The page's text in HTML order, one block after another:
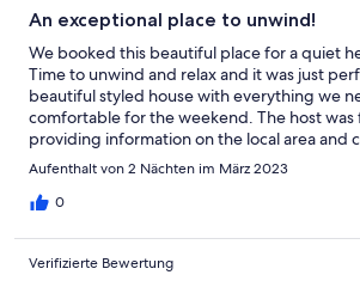
An exceptional place to unwind!
We booked this beautiful place for a quiet
Time to unwind and relax and it was just
beautiful styled house with everything we
comfortable for the weekend. The host was
providing information on the local area and
us when we needed! Thank you so much -
Aufenthalt von 2 Nächten im März 2023
0
Verifizierte Bewertung